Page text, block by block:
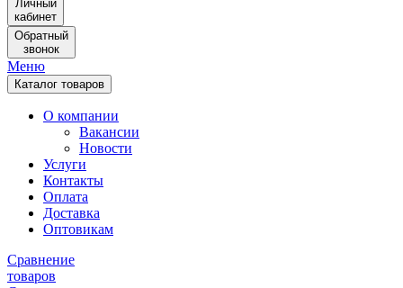
Личный
кабинет
Обратный
звонок
Меню
Каталог товаров
О компании
Вакансии
Новости
Услуги
Контакты
Оплата
Доставка
Оптовикам
Сравнение
товаров